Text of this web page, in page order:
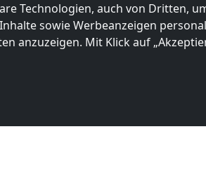
Technologien, auch von Dritten,
sowie Werbeanzeigen
anzuzeigen. Mit Klick auf